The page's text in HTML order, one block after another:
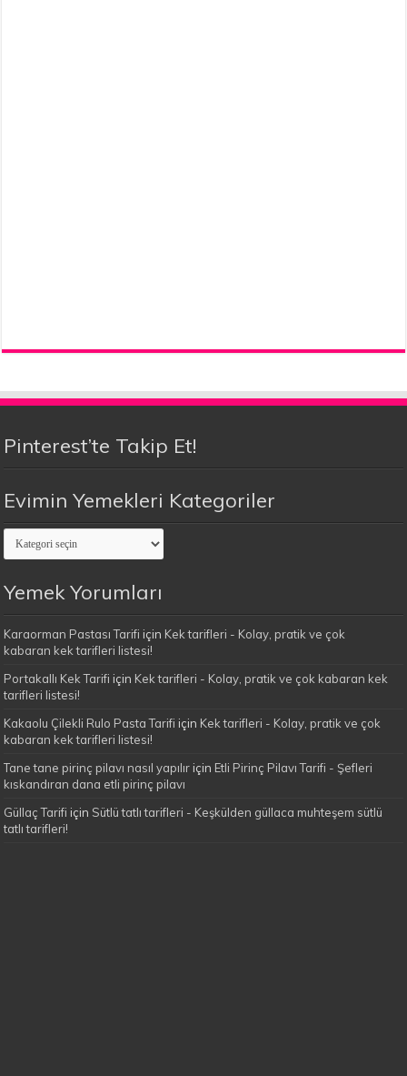
Pinterest’te Takip Et!
Evimin Yemekleri Kategoriler
Evimin
Yemekleri
Kategoriler
Yemek Yorumları
Karaorman Pastası Tarifi için Kek tarifleri - Kolay, pratik ve çok
kabaran kek tarifleri listesi!
Portakallı Kek Tarifi için Kek tarifleri - Kolay, pratik ve çok kabaran kek
tarifleri listesi!
Kakaolu Çilekli Rulo Pasta Tarifi için Kek tarifleri - Kolay, pratik ve çok
kabaran kek tarifleri listesi!
Tane tane pirinç pilavı nasıl yapılır için Etli Pirinç Pilavı Tarifi - Şefleri
kıskandıran dana etli pirinç pilavı
Güllaç Tarifi için Sütlü tatlı tarifleri - Keşkülden güllaca muhteşem sütlü
tatlı tarifleri!